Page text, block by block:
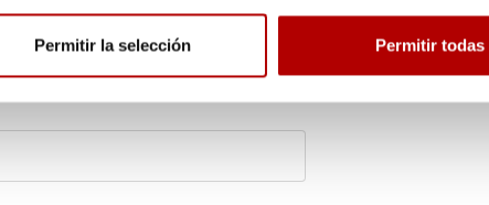
Permitir la selección Permitir todas